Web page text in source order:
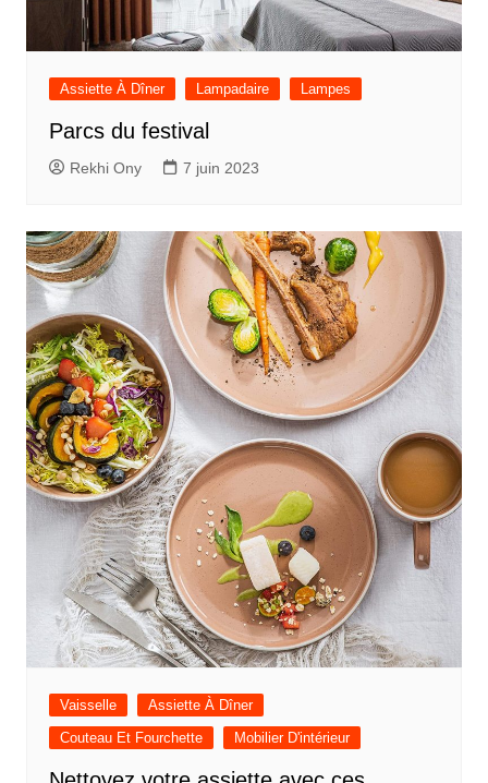
Assiette À Dîner Lampadaire Lampes
Parcs du festival
Rekhi Ony 7 juin 2023
Vaisselle
Assiette À Dîner
Couteau Et Fourchette
Mobilier D'intérieur